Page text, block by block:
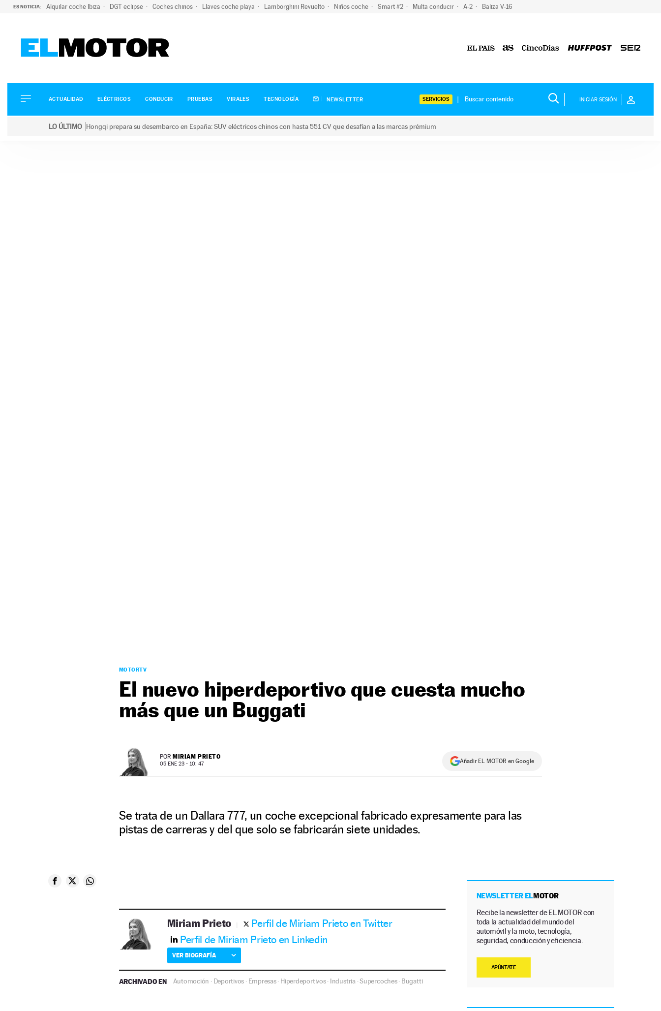
ES NOTICIA: Alquilar coche Ibiza DGT eclipse Coches chinos Llaves coche playa Lamborghini Revuelto Niños coche Smart #2 Multa conducir A-2 Baliza V-16
ELÉCTRICOS
CONDUCIR
ACTUALIDAD ELÉCTRICOS CONDUCIR PRUEBAS VIRALES TECNOLOGÍA NEWSLETTER SERVICIOS INICIAR SESIÓN
LO ÚLTIMO Hongqi prepara su desembarco en España: SUV eléctricos chinos con hasta 551 CV que desafían a las marcas prémium
MOTORTV
El nuevo hiperdeportivo que cuesta mucho
más que un Buggati
POR MIRIAM PRIETO
05 ENE 23 - 10: 47 Añadir EL MOTOR en Google
Se trata de un Dallara 777, un coche excepcional fabricado expresamente para las
pistas de carreras y del que solo se fabricarán siete unidades.
Miriam Prieto
Perfil de Miriam Prieto en Twitter
Perfil de Miriam Prieto en Linkedin
VER BIOGRAFÍA
ARCHIVADO EN Automoción · Deportivos · Empresas· Hiperdeportivos· Industria·Supercoches· Bugatti
NEWSLETTER ELMOTOR
Recibe la newsletter de EL MOTOR con
toda la actualidad del mundo del
automóvil y la moto, tecnología,
seguridad, conducción y eficiencia.
APÚNTATE